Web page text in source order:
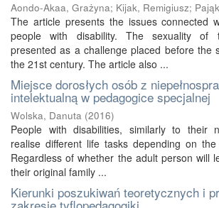
Aondo-Akaa, Grażyna; Kijak, Remigiusz;
The article presents the issues connected
people with disability. The sexuality of
presented as a challenge placed before the
the 21st century. The article also ...
Miejsce dorosłych osób z
intelektualną w pedagogice specjalnej
Wolska, Danuta (2016)
People with disabilities, similarly to their
realise different life tasks depending on
Regardless of whether the adult person will
their original family ...
Kierunki poszukiwań teoretycznych i